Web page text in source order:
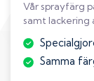
Vår sprayfärg
samt lackering
Samma